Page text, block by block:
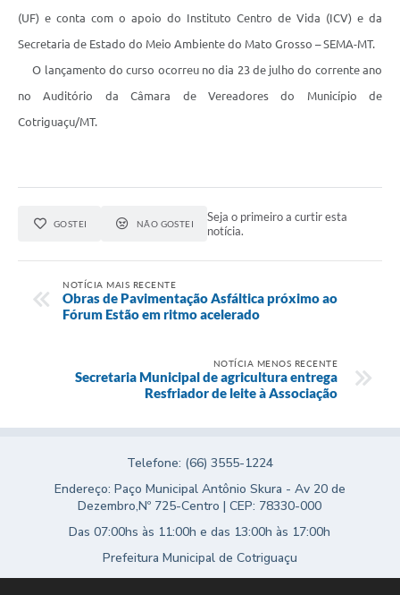
Links
Telefones Úteis
Enquete
Contato
(UF) e conta com o apoio do Instituto Centro de Vida (ICV) e da
Secretaria de Estado do Meio Ambiente do Mato Grosso – SEMA-MT.
O lançamento do curso ocorreu no dia 23 de julho do corrente ano
no Auditório da Câmara de Vereadores do Município de
Cotriguaçu/MT.
GOSTEI NÃO GOSTEI
Seja o primeiro a curtir esta
notícia.
NOTÍCIA MAIS RECENTE
Obras de Pavimentação Asfáltica próximo ao
Fórum Estão em ritmo acelerado
NOTÍCIA MENOS RECENTE
Secretaria Municipal de agricultura entrega
Resfriador de leite à Associação
Telefone: (66) 3555-1224
Endereço: Paço Municipal Antônio Skura - Av 20 de
Dezembro,Nº 725-Centro | CEP: 78330-000
Das 07:00hs às 11:00h e das 13:00h às 17:00h
Prefeitura Municipal de Cotriguaçu